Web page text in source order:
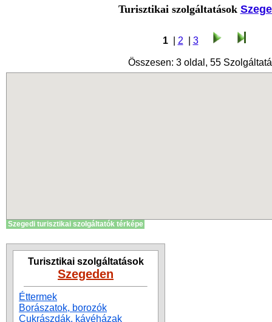
Turisztikai szolgáltatások
1| 2 3
Összesen: 3 oldal, 55
Szegedi turisztikai szolgáltatók térképe
Turisztikai szolgáltatások
Szegeden
Éttermek
Borászatok, borozók
Cukrászdák, kávéházak